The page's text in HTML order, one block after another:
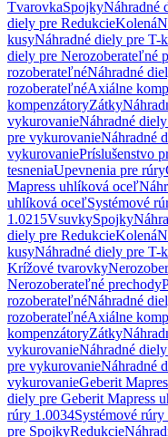
TvarovkaSpojkyNáhradné
diely pre RedukcieKolená
kusyNáhradné diely pre T-
diely pre Nerozoberateľné
rozoberateľnéNáhradné
rozoberateľnéAxiálne
kompenzátoryZátky
vykurovanieNáhradné
pre vykurovanieNáhradné
vykurovaniePríslušenstvo
tesneniaUpevnenia pre rúry
Mapress uhlíková oceľ
uhlíková oceľSystémové
1.0215VsuvkySpojky
diely pre RedukcieKolená
kusyNáhradné diely pre T-
Krížové tvarovky
Nerozoberateľné prechody
rozoberateľnéNáhradné
rozoberateľnéAxiálne
kompenzátoryZátky
vykurovanieNáhradné
pre vykurovanieNáhradné
vykurovanieGeberit
diely pre Geberit Mapress
rúry 1.0034Systémové
pre SpojkyRedukcie